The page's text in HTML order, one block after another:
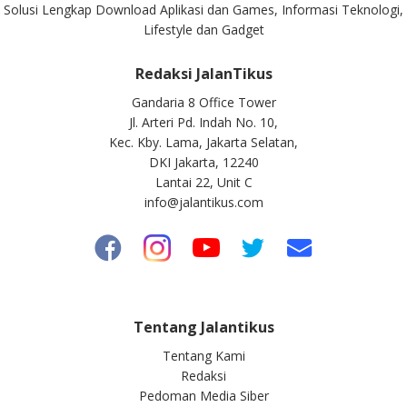
Solusi Lengkap Download Aplikasi dan Games, Informasi Teknologi,
Lifestyle dan Gadget
Redaksi JalanTikus
Gandaria 8 Office Tower
Jl. Arteri Pd. Indah No. 10,
Kec. Kby. Lama, Jakarta Selatan,
DKI Jakarta, 12240
Lantai 22, Unit C
info@jalantikus.com
Tentang Jalantikus
Tentang Kami
Redaksi
Pedoman Media Siber